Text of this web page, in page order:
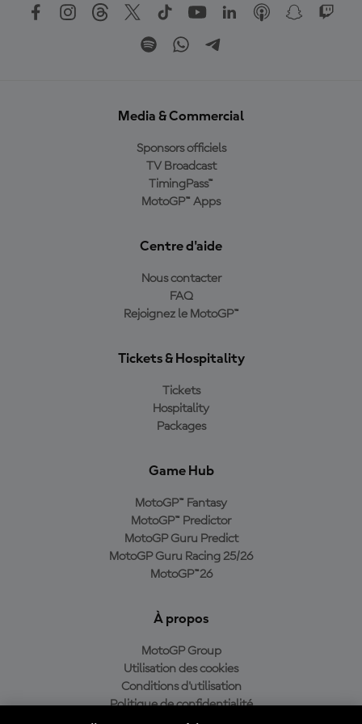
Media & Commercial
Sponsors officiels
TV Broadcast
TimingPass™
MotoGP™ Apps
Centre d'aide
Nous contacter
FAQ
Rejoignez le MotoGP™
Tickets & Hospitality
Tickets
Hospitality
Packages
Game Hub
MotoGP™ Fantasy
MotoGP™ Predictor
MotoGP Guru Predict
MotoGP Guru Racing 25/26
MotoGP™26
À propos
MotoGP Group
Utilisation des cookies
Conditions d'utilisation
Politique de confidentialité